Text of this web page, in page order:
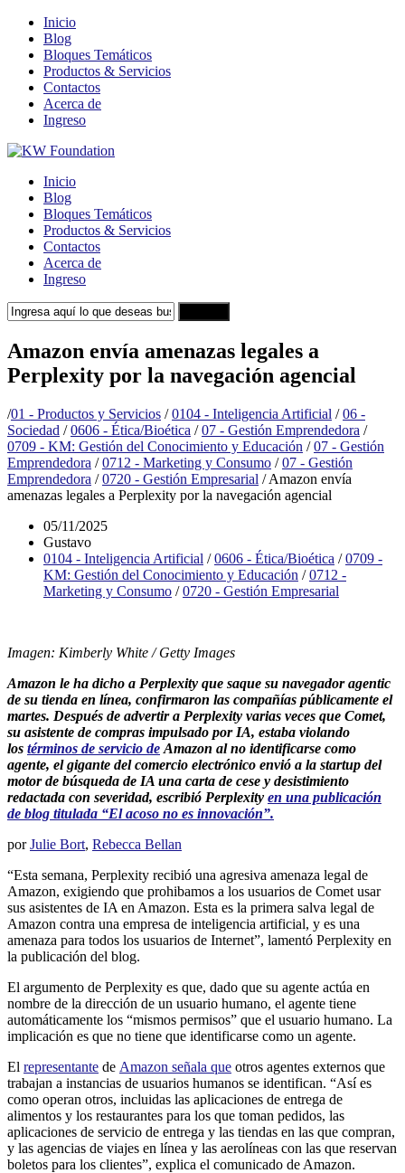
Inicio
Blog
Bloques Temáticos
Productos & Servicios
Contactos
Acerca de
Ingreso
Inicio
Blog
Bloques Temáticos
Productos & Servicios
Contactos
Acerca de
Ingreso
Amazon envía amenazas legales a
Perplexity por la navegación agencial
/01 - Productos y Servicios / 0104 - Inteligencia Artificial / 06 -
Sociedad / 0606 - Ética/Bioética / 07 - Gestión Emprendedora /
0709 - KM: Gestión del Conocimiento y Educación / 07 - Gestión
Emprendedora / 0712 - Marketing y Consumo / 07 - Gestión
Emprendedora / 0720 - Gestión Empresarial /Amazon envía
amenazas legales a Perplexity por la navegación agencial
05/11/2025
Gustavo
0104 - Inteligencia Artificial /0606 - Ética/Bioética /0709 -
KM: Gestión del Conocimiento y Educación /0712 -
Marketing y Consumo /0720 - Gestión Empresarial
Imagen: Kimberly White / Getty Images
Amazon le ha dicho a Perplexity que saque su navegador agentic
de su tienda en línea, confirmaron las compañías públicamente el
martes. Después de advertir a Perplexity varias veces que Comet,
su asistente de compras impulsado por IA, estaba violando
los términos de servicio de Amazon al no identificarse como
agente, el gigante del comercio electrónico envió a la startup del
motor de búsqueda de IA una carta de cese y desistimiento
redactada con severidad, escribió Perplexity en una publicación
de blog titulada “El acoso no es innovación”.
porJulie Bort, Rebecca Bellan
“Esta semana, Perplexity recibió una agresiva amenaza legal de
Amazon, exigiendo que prohibamos a los usuarios de Comet usar
sus asistentes de IA en Amazon. Esta es la primera salva legal de
Amazon contra una empresa de inteligencia artificial, y es una
amenaza para todos los usuarios de Internet”, lamentó Perplexity en
la publicación del blog.
El argumento de Perplexity es que, dado que su agente actúa en
nombre de la dirección de un usuario humano, el agente tiene
automáticamente los “mismos permisos” que el usuario humano. La
implicación es que no tiene que identificarse como un agente.
El representante de Amazon señala que otros agentes externos que
trabajan a instancias de usuarios humanos se identifican. “Así es
como operan otros, incluidas las aplicaciones de entrega de
alimentos y los restaurantes para los que toman pedidos, las
aplicaciones de servicio de entrega y las tiendas en las que compran,
y las agencias de viajes en línea y las aerolíneas con las que reservan
boletos para los clientes”, explica el comunicado de Amazon.